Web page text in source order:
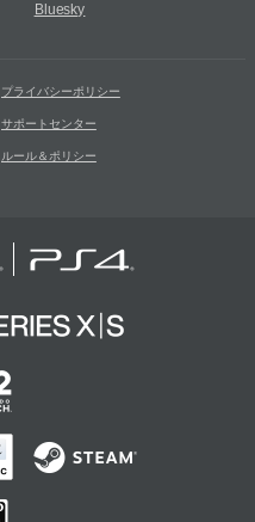
Bluesky
プライバシーポリシー
サポートセンター
ルール＆ポリシー